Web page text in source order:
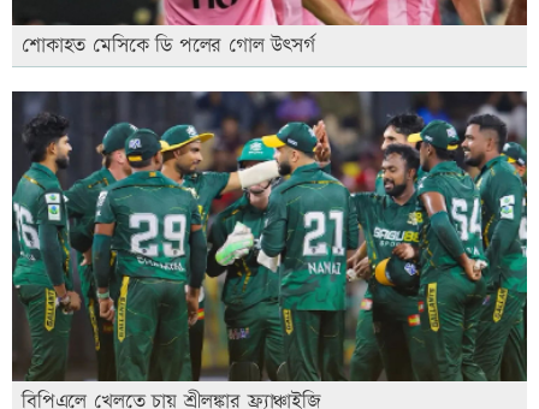
শোকাহত মেসিকে ডি পলের গোল উৎসর্গ
বিপিএলে খেলতে চায় শ্রীলঙ্কার ফ্র্যাঞ্চাইজি